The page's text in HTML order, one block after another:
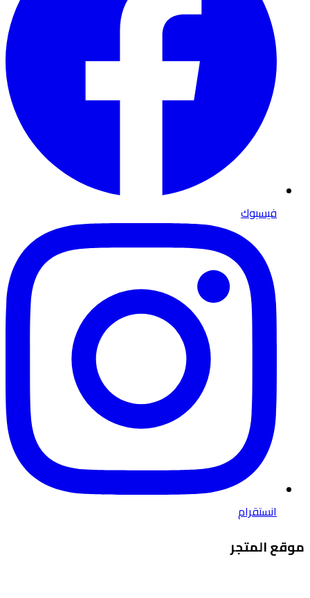
فيسبوك
انستقرام
موقع المتجر